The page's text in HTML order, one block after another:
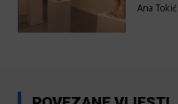
Ana Tokić